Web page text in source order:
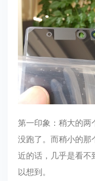
第一印象：稍大的两
没跑了。而稍小的那
近的话，几乎是看不
以想到。